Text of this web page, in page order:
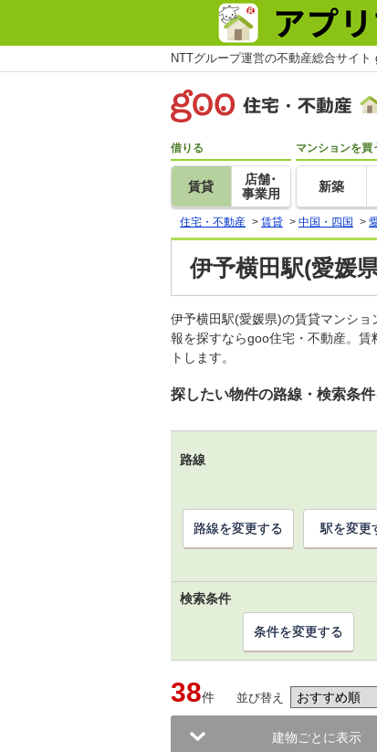
NTTグループ運営の不動産総合サイト
借りる
賃貸
店舗･
事業用
マンションを買
新築
住宅・不動産 > 賃貸 > 中国・四国 >
伊予横田駅(愛媛
伊予横田駅(愛媛県)の賃貸マンシ
報を探すならgoo住宅・不動産。
トします。
探したい物件の路線・検索条
路線
路線を変更する 駅を変更
検索条件
条件を変更する
38件 並び替え
建物ごとに表示